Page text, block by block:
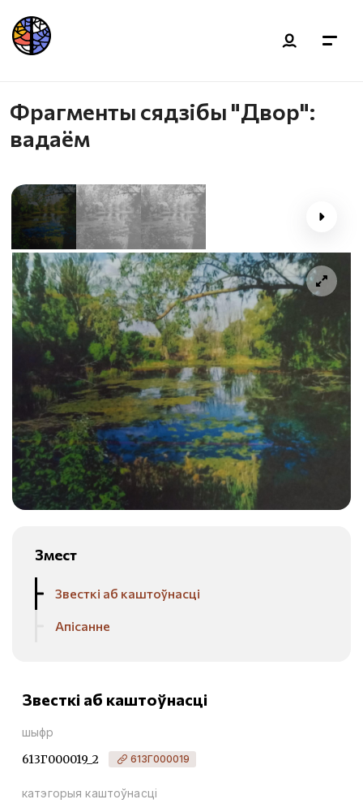
Фрагменты сядзібы "Двор":
вадаём
Змест
Звесткі аб каштоўнасці
Апісанне
Звесткі аб каштоўнасці
шыфр
613Г000019_2 613Г000019
катэгорыя каштоўнасці